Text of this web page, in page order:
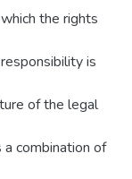
the rights
is
of the legal
a combination of